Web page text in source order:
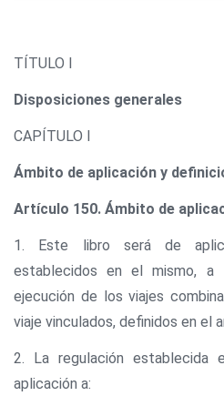
TÍTULO I
Disposiciones generales
CAPÍTULO I
Ámbito de aplicación y
Artículo 150. Ámbito de
1. Este libro será de
establecidos en el mismo,
ejecución de los viajes
viaje vinculados, definidos en el
2. La regulación
aplicación a: